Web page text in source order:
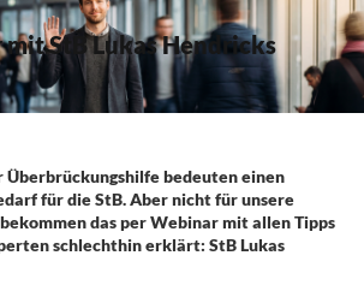
StB Lukas Hendricks
Überbrückungshilfe bedeuten einen
für die StB. Aber nicht für unsere
das per Webinar mit allen Tipps
schlechthin erklärt: StB Lukas